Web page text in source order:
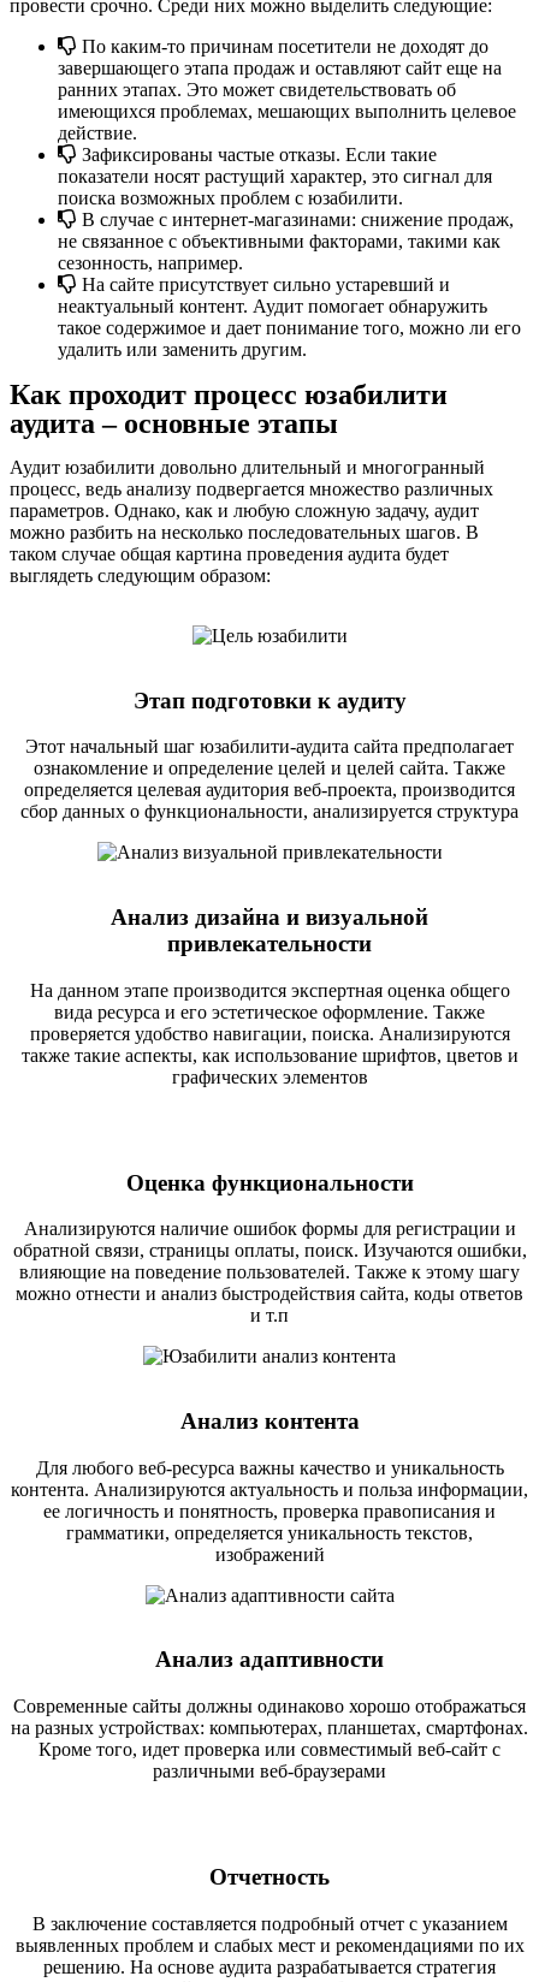
провести срочно. Среди них можно выделить следующие:
По каким-то причинам посетители не доходят до
завершающего этапа продаж и оставляют сайт еще на
ранних этапах. Это может свидетельствовать об
имеющихся проблемах, мешающих выполнить целевое
действие.
Зафиксированы частые отказы. Если такие
показатели носят растущий характер, это сигнал для
поиска возможных проблем с юзабилити.
В случае с интернет-магазинами: снижение продаж,
не связанное с объективными факторами, такими как
сезонность, например.
На сайте присутствует сильно устаревший и
неактуальный контент. Аудит помогает обнаружить
такое содержимое и дает понимание того, можно ли его
удалить или заменить другим.
Как проходит процесс юзабилити
аудита – основные этапы
Аудит юзабилити довольно длительный и многогранный
процесс, ведь анализу подвергается множество различных
параметров. Однако, как и любую сложную задачу, аудит
можно разбить на несколько последовательных шагов. В
таком случае общая картина проведения аудита будет
выглядеть следующим образом:
Этап подготовки к аудиту
Этот начальный шаг юзабилити-аудита сайта предполагает
ознакомление и определение целей и целей сайта. Также
определяется целевая аудитория веб-проекта, производится
сбор данных о функциональности, анализируется структура
Анализ дизайна и визуальной
привлекательности
На данном этапе производится экспертная оценка общего
вида ресурса и его эстетическое оформление. Также
проверяется удобство навигации, поиска. Анализируются
также такие аспекты, как использование шрифтов, цветов и
графических элементов
Оценка функциональности
Анализируются наличие ошибок формы для регистрации и
обратной связи, страницы оплаты, поиск. Изучаются ошибки,
влияющие на поведение пользователей. Также к этому шагу
можно отнести и анализ быстродействия сайта, коды ответов
и т.п
Анализ контента
Для любого веб-ресурса важны качество и уникальность
контента. Анализируются актуальность и польза информации,
ее логичность и понятность, проверка правописания и
грамматики, определяется уникальность текстов,
изображений
Анализ адаптивности
Современные сайты должны одинаково хорошо отображаться
на разных устройствах: компьютерах, планшетах, смартфонах.
Кроме того, идет проверка или совместимый веб-сайт с
различными веб-браузерами
Отчетность
В заключение составляется подробный отчет с указанием
выявленных проблем и слабых мест и рекомендациями по их
решению. На основе аудита разрабатывается стратегия